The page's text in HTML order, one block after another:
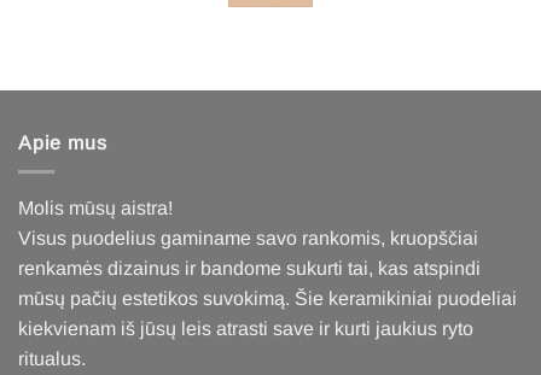
Apie mus
Molis mūsų aistra!
Visus puodelius gaminame savo rankomis, kruopščiai
renkamės dizainus ir bandome sukurti tai, kas atspindi
mūsų pačių estetikos suvokimą. Šie keramikiniai puodeliai
kiekvienam iš jūsų leis atrasti save ir kurti jaukius ryto
ritualus.